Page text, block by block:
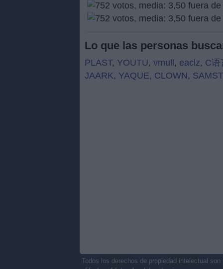
Lo que las personas
PLAST, YOUTU, vmull, eaclz, C语
JAARK, YAQUE, CLOWN, SAMST
Todos los derechos de propiedad intelectual